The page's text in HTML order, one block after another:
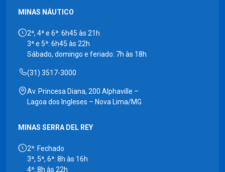
MINAS NÁUTICO
2ª, 4ª e 6ª: 6h45 às 21h
3ª e 5ª: 6h45 às 22h
Sábado, domingo e feriado: 7h às 18h
(31) 3517-3000
Av. Princesa Diana, 200 Alphaville –
Lagoa dos Ingleses – Nova Lima/MG
MINAS SERRA DEL REY
2ª: Fechado
3ª, 5ª, 6ª: 8h às 16h
4ª: 8h às 22h